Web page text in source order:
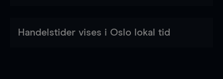
Handelstider vises i Oslo lokal tid